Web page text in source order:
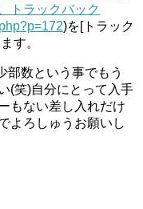
トラックバック
)を[トラック
す。
部数という事でもう
(笑)自分にとって入手
もない差し入れだけ
よろしゅうお願いし